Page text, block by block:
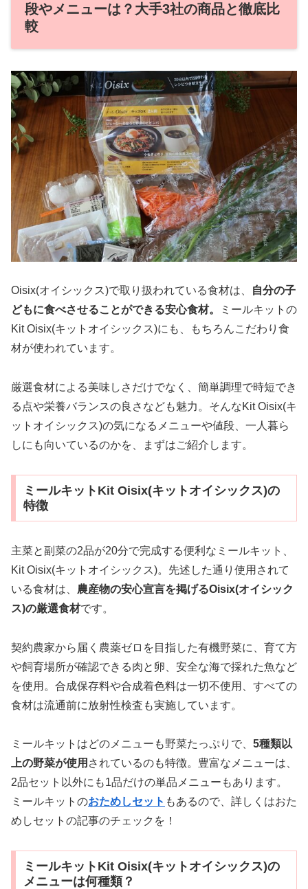
段やメニューは？大手3社の商品と徹底比
較
Oisix(オイシックス)で取り扱われている食材は、
自分の子
どもに食べさせることができる安心食材。
ミールキットの
Kit Oisix(キットオイシックス)にも、もちろんこだわり食
材が使われています。
厳選食材による美味しさだけでなく、簡単調理で時短でき
る点や栄養バランスの良さなども魅力。そんなKit Oisix(キ
ットオイシックス)の気になるメニューや値段、一人暮ら
しにも向いているのかを、まずはご紹介します。
ミールキットKit Oisix(キットオイシックス)の
特徴
主菜と副菜の2品が20分で完成する便利なミールキット、
Kit Oisix(キットオイシックス)。先述した通り使用されて
いる食材は、 農産物の安心宣言を掲げるOisix(オイシック
ス)の厳選食材です。
契約農家から届く農薬ゼロを目指した有機野菜に、育て方
や飼育場所が確認できる肉と卵、安全な海で採れた魚など
を使用。合成保存料や合成着色料は一切不使用、すべての
食材は流通前に放射性検査も実施しています。
ミールキットはどのメニューも野菜たっぷりで、 5種類以
上の野菜が使用 されているのも特徴。豊富なメニューは、
2品セット以外にも1品だけの単品メニューもあります。
ミールキットのおためしセット もあるので、詳しくはおた
めしセットの記事のチェックを！
ミールキットKit Oisix(キットオイシックス)の
メニューは何種類？